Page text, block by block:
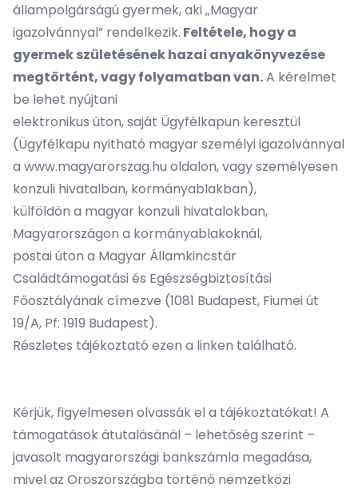
állampolgárságú gyermek, aki „Magyar
igazolvánnyal” rendelkezik. Feltétele, hogy a
gyermek születésének hazai anyakönyvezése
megtörtént, vagy folyamatban van.A kérelmet
be lehet nyújtani
elektronikus úton, saját Ügyfélkapun keresztül
(Ügyfélkapu nyitható magyar személyi igazolvánnyal
a www.magyarorszag.hu oldalon, vagy személyesen
konzuli hivatalban, kormányablakban),
külföldön a magyar konzuli hivatalokban,
Magyarországon a kormányablakoknál,
postai úton a Magyar Államkincstár
Családtámogatási és Egészségbiztosítási
Főosztályának címezve (1081 Budapest, Fiumei út
19/A, Pf: 1919 Budapest).
Részletes tájékoztató ezen a linken található.
Kérjük, figyelmesen olvassák el a tájékoztatókat! A
támogatások átutalásánál – lehetőség szerint –
javasolt magyarországi bankszámla megadása,
mivel az Oroszországba történő nemzetközi